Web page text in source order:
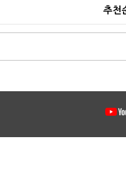
추천